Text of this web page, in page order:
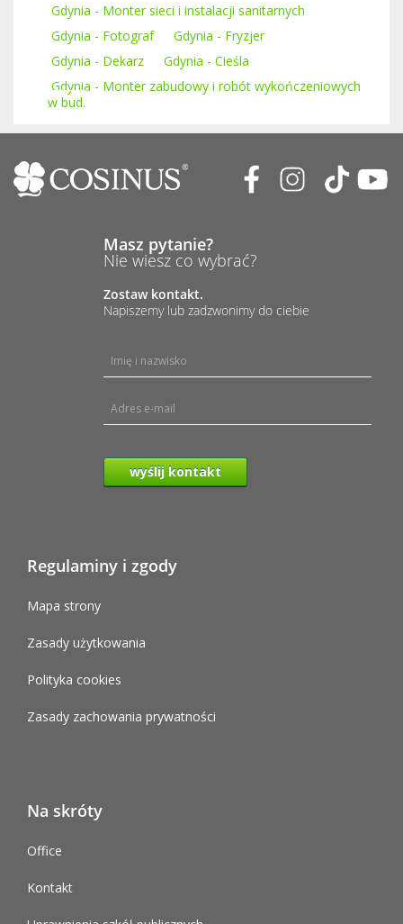
Gdynia - Monter sieci i instalacji sanitarnych
Gdynia - Fotograf
Gdynia - Fryzjer
Gdynia - Dekarz
Gdynia - Cieśla
Gdynia - Monter zabudowy i robót wykończeniowych
w bud.
Masz pytanie?
Nie wiesz co wybrać?
Zostaw kontakt.
Napiszemy lub zadzwonimy do ciebie
wyślij kontakt
Regulaminy i zgody
Mapa strony
Zasady użytkowania
Polityka cookies
Zasady zachowania prywatności
Na skróty
Office
Kontakt